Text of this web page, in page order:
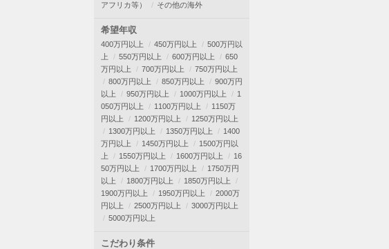
アフリカ等）
その他の海外
希望年収
400万円以上 450万円以上
500万円以
上
550万円以上 600万円以上
650
万円以上
700万円以上
750万円以上
800万円以上
850万円以上
900万円
以上
950万円以上 1000万円以上
1
050万円以上
1100万円以上
1150万
円以上
1200万円以上
1250万円以上
1300万円以上
1350万円以上
1400
万円以上
1450万円以上
1500万円以
上
1550万円以上 1600万円以上
16
50万円以上
1700万円以上
1750万円
以上
1800万円以上
1850万円以上
1900万円以上
1950万円以上
2000万
円以上
2500万円以上
3000万円以上
5000万円以上
こだわり条件